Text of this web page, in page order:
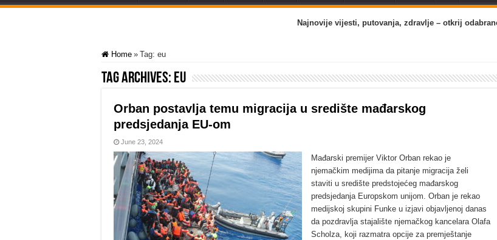
Najnovije vijesti, putovanja, zdravlje – otkrij
Home » Tag: eu
Tag Archives: eu
Orban postavlja temu migracija u središte mađarskog
predsjedanja EU-om
June 23, 2024
Mađarski premijer Viktor Orban rekao je
njemačkim medijima da pitanje migracija želi
staviti u središte predstojećeg mađarskog
predsjedanja Europskom unijom. Orban je rekao
medijskoj skupini Funke u izjavi objavljenoj danas
da pozdravlja stajalište njemačkog kancelara Olafa
Scholza, koji razmatra opcije za premještanje